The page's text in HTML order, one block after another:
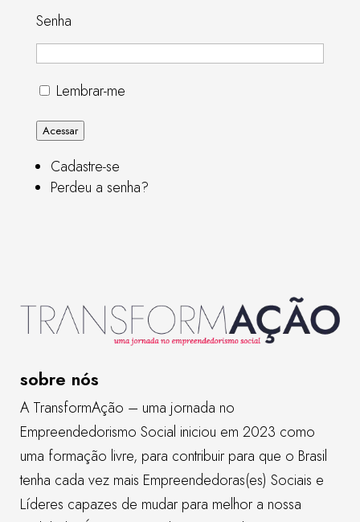
Senha
Lembrar-me
Acessar
Cadastre-se
Perdeu a senha?
sobre nós
A TransformAção – uma jornada no
Empreendedorismo Social iniciou em 2023 como
uma formação livre, para contribuir para que o Brasil
tenha cada vez mais Empreendedoras(es) Sociais e
Líderes capazes de mudar para melhor a nossa